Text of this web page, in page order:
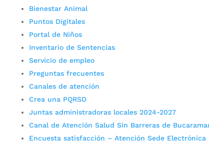
Bienestar Animal
Puntos Digitales
Portal de Niños
Inventario de Sentencias
Servicio de empleo
Preguntas frecuentes
Canales de atención
Crea una PQRSD
Juntas administradoras locales 2024-2027
Canal de Atención Salud Sin Barreras de
Encuesta satisfacción – Atención Sede Electrónica